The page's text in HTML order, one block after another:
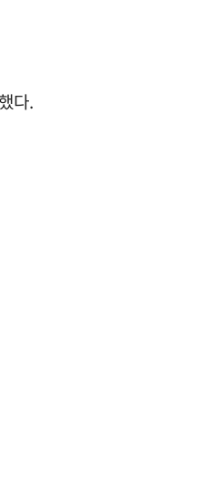
다.